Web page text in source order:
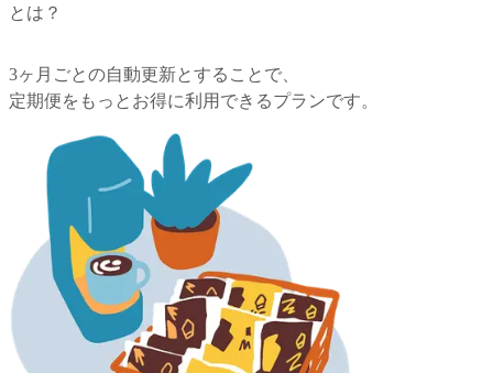
とは？
3ヶ月ごとの自動更新とすることで、
定期便をもっとお得に利用できるプランです。